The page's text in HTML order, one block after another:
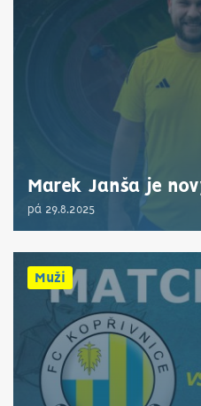
Marek Janša je
pá 29.8.2025
Muži